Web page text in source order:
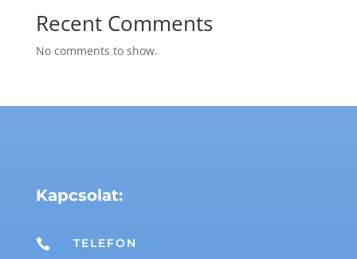
Recent Comments
No comments to show.
Kapcsolat:

TELEFON